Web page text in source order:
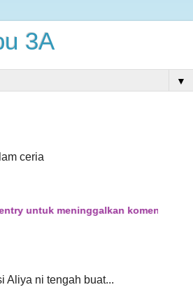
3A
▼
ceria
untuk meninggalkan komen..
Aliya ni tengah buat...